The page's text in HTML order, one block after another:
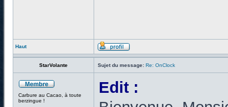
Haut
StarVolante Sujet du message: Re: OnClock
Carbure au Cacao, à toute
berzingue !
Edit :